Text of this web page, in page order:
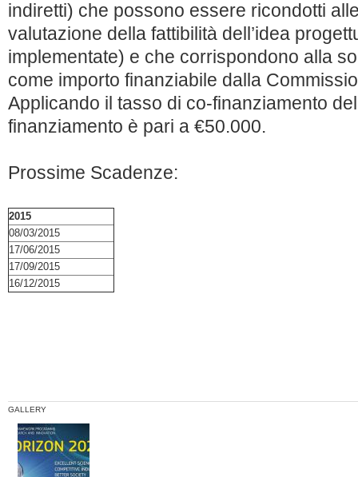
indiretti) che possono essere ricondotti
valutazione della fattibilità dell’idea
implementate) e che corrispondono alla
come importo finanziabile dalla
Applicando il tasso di co-finanziamento
finanziamento è pari a €50.000.
Prossime Scadenze:
2015
08/03/2015
17/06/2015
17/09/2015
16/12/2015
GALLERY